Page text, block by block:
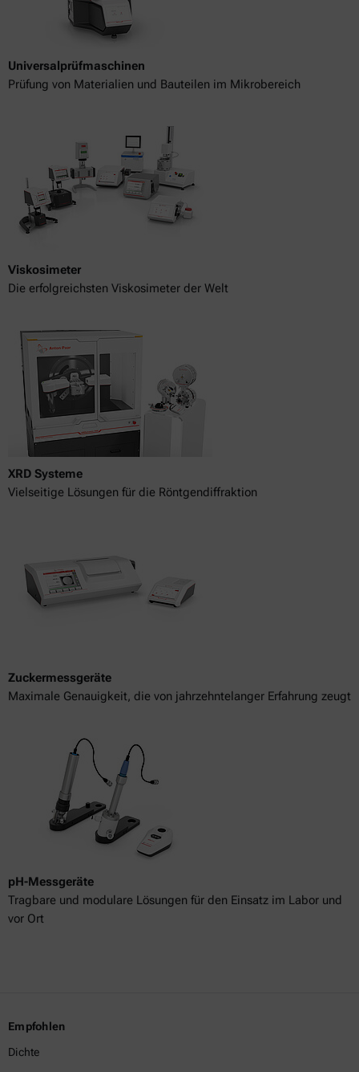
Universalprüfmaschinen
Prüfung von Materialien und Bauteilen im Mikrobereich
Viskosimeter
Die erfolgreichsten Viskosimeter der Welt
XRD Systeme
Vielseitige Lösungen für die Röntgendiffraktion
Zuckermessgeräte
Maximale Genauigkeit, die von jahrzehntelanger Erfahrung zeugt
pH-Messgeräte
Tragbare und modulare Lösungen für den Einsatz im Labor und
vor Ort
Empfohlen
Dichte